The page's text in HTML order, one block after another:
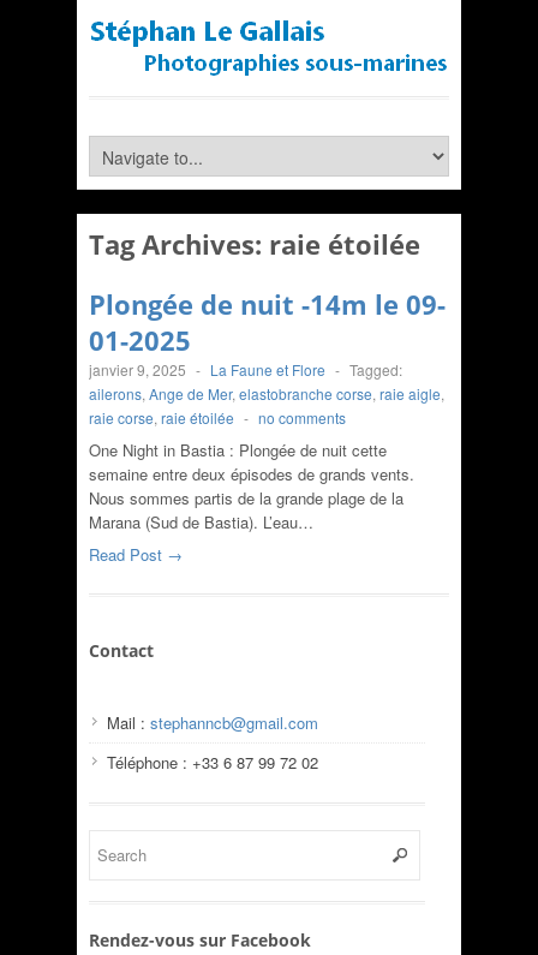
Tag Archives: raie étoilée
Plongée de nuit -14m le 09-
01-2025
janvier 9, 2025 - La Faune et Flore - Tagged:
ailerons, Ange de Mer, elastobranche corse, raie aigle,
raie corse, raie étoilée - no comments
One Night in Bastia : Plongée de nuit cette
semaine entre deux épisodes de grands vents.
Nous sommes partis de la grande plage de la
Marana (Sud de Bastia). L’eau…
Read Post →
Contact
Mail : stephanncb@gmail.com
Téléphone : +33 6 87 99 72 02
Rendez-vous sur Facebook